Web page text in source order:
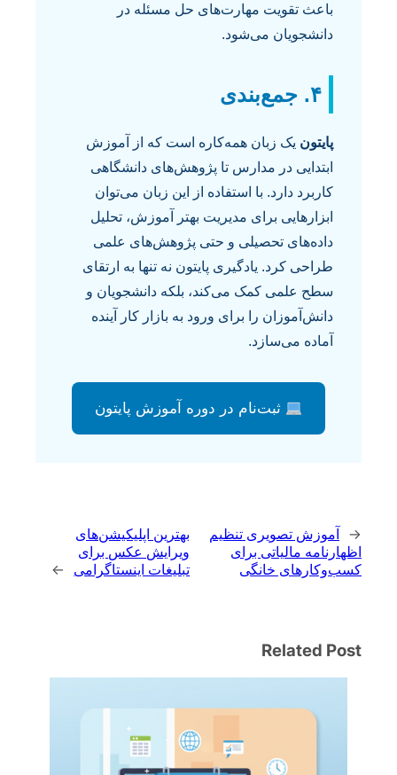
باعث تقویت مهارت‌های حل مسئله در
دانشجویان می‌شود.
۴. جمع‌بندی
پایتون یک زبان همه‌کاره است که از آموزش
ابتدایی در مدارس تا پژوهش‌های دانشگاهی
کاربرد دارد. با استفاده از این زبان می‌توان
ابزارهایی برای مدیریت بهتر آموزش، تحلیل
داده‌های تحصیلی و حتی پژوهش‌های علمی
طراحی کرد. یادگیری پایتون نه تنها به ارتقای
سطح علمی کمک می‌کند، بلکه دانشجویان و
دانش‌آموزان را برای ورود به بازار کار آینده
آماده می‌سازد.
ثبت‌نام در دوره آموزش پایتون
← آموزش تصویری تنظیم
اظهارنامه مالیاتی برای
کسب‌وکارهای خانگی
بهترین اپلیکیشن‌های
ویرایش عکس برای
تبلیغات اینستاگرامی
→
Related Post